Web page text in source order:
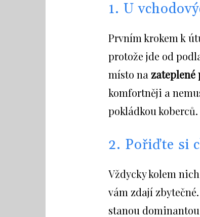
1. U
Prvním krokem k
protože jde od
místo na zateplené
komfortněji a
pokládkou koberců.
2. Pořiďte si
Vždycky kolem
vám zdají
stanou